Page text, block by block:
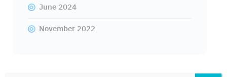
June 2024
November 2022